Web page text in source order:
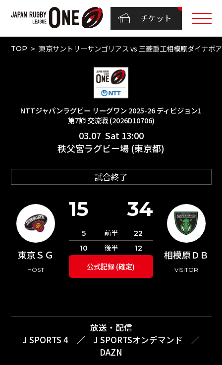
チケット
TOP 東京サントリーサンゴリアス vs 三菱重工相模原ダイナ
NTTジャパンラグビー リーグワン 2025-26 ディビジョン1
第7節 交流戦 (2026D10706)
03.07 Sat 13:00
秩父宮ラグビー場 (東京都)
試合終了
東京ＳＧ
HOST
相模原ＤＢ
VISITOR
15 34
5 前半
22
10
後半 12
公式記録 (確定)
放送・配信
J SPORTS 4
／ J SPORTSオンデマンド
／
DAZN